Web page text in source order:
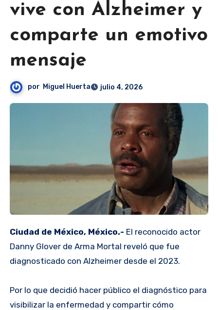
vive con Alzheimer y
comparte un emotivo
mensaje
por Miguel Huerta julio 4, 2026
Ciudad de México, México.- El reconocido actor
Danny Glover de Arma Mortal reveló que fue
diagnosticado con Alzheimer desde el 2023.
Por lo que decidió hacer público el diagnóstico para
visibilizar la enfermedad y compartir cómo